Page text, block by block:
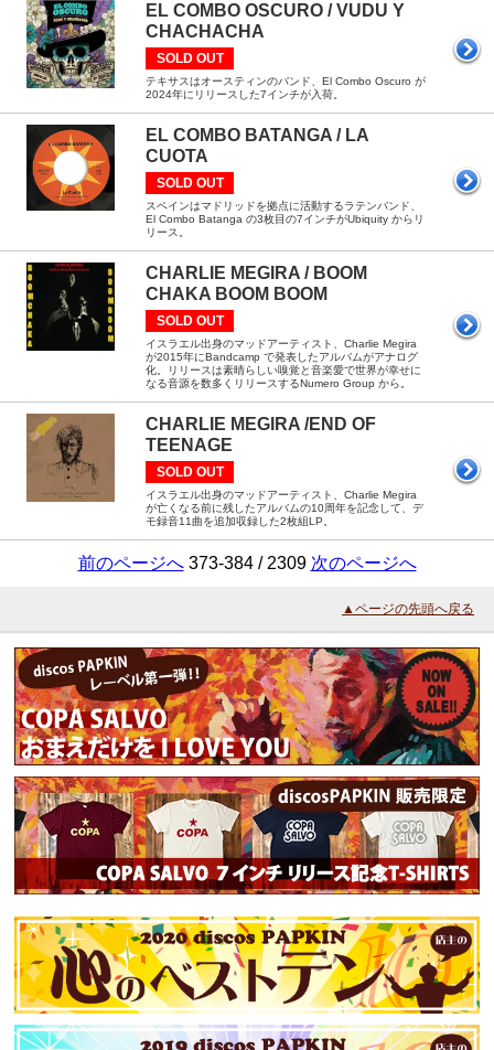
EL COMBO OSCURO / VUDU Y
CHACHACHA
SOLD OUT
テキサスはオースティンのバンド、El Combo Oscuro が
2024年にリリースした7インチが入荷。
EL COMBO BATANGA / LA
CUOTA
SOLD OUT
スペインはマドリッドを拠点に活動するラテンバンド、
El Combo Batanga の3枚目の7インチがUbiquity からリ
リース。
CHARLIE MEGIRA / BOOM
CHAKA BOOM BOOM
SOLD OUT
イスラエル出身のマッドアーティスト、Charlie Megira
が2015年にBandcamp で発表したアルバムがアナログ
化。リリースは素晴らしい嗅覚と音楽愛で世界が幸せに
なる音源を数多くリリースするNumero Group から。
CHARLIE MEGIRA /END OF
TEENAGE
SOLD OUT
イスラエル出身のマッドアーティスト、Charlie Megira
が亡くなる前に残したアルバムの10周年を記念して、デ
モ録音11曲を追加収録した2枚組LP。
前のページへ373-384 / 2309 次のページへ
▲ページの先頭へ戻る